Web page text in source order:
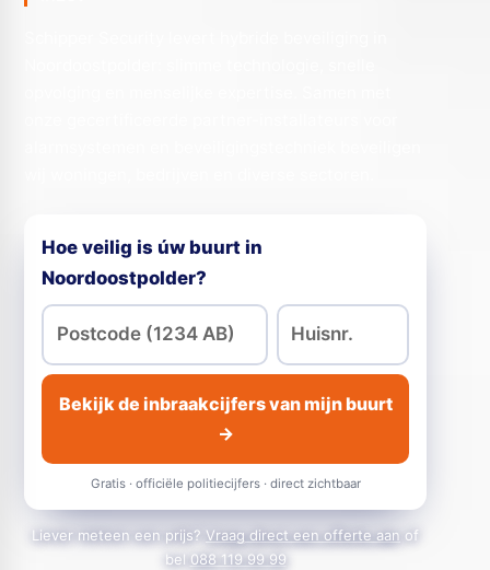
Hoe veilig is úw buurt in
Noordoostpolder?
Bekijk de inbraakcijfers van mijn buurt
→
Gratis · officiële politiecijfers · direct zichtbaar
Liever meteen een prijs? Vraag direct een offerte aan of
bel 088 119 99 99